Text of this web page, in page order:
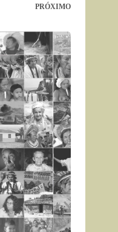
PRÓXIMO